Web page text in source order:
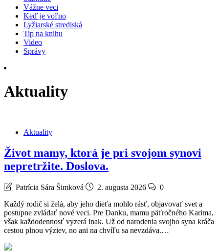
Vážne veci
Keď je voľno
Lyžiarské strediská
Tip na knihu
Video
Správy
Aktuality
Aktuality
Život mamy, ktorá je pri svojom synovi
nepretržite. Doslova.
Patrícia Sára Šimková 2. augusta 2026
0
Každý rodič si želá, aby jeho dieťa mohlo rásť, objavovať svet a
postupne zvládať nové veci. Pre Danku, mamu päťročného Karima,
však každodennosť vyzerá inak. Už od narodenia svojho syna kráča
cestou plnou výziev, no ani na chvíľu sa nevzdáva.…